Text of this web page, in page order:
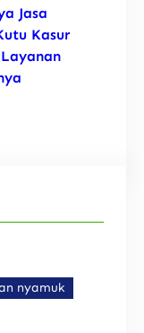
Jasa
Kasur
nyamuk